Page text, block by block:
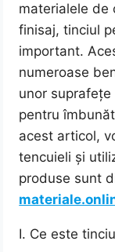
materialele de
finisaj, tinciul
important.
numeroase
unor
pentru
acest articol,
tencuieli și
produse sunt
I. Ce este